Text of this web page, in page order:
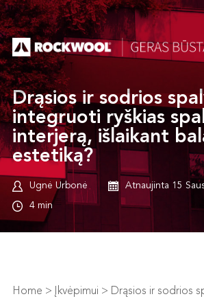
Drąsios ir sodrios
integruoti ryškias
interjerą, išlaikant
estetiką?
Ugnė Urbonė Atnaujinta 15
4 min
Home > Įkvėpimui > Drąsios ir sodrios